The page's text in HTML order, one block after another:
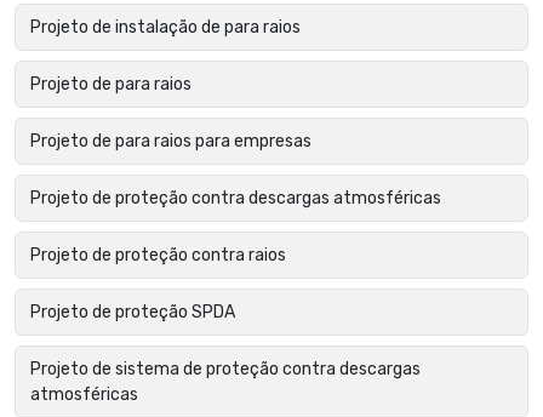
Projeto de instalação de para raios
Projeto de para raios
Projeto de para raios para empresas
Projeto de proteção contra descargas atmosféricas
Projeto de proteção contra raios
Projeto de proteção SPDA
Projeto de sistema de proteção contra descargas
atmosféricas